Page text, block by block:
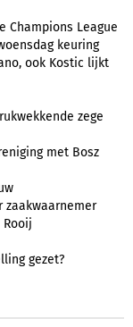
Champions League
keuring
ook Kostic lijkt
zege
met Bosz
zaakwaarnemer
gezet?